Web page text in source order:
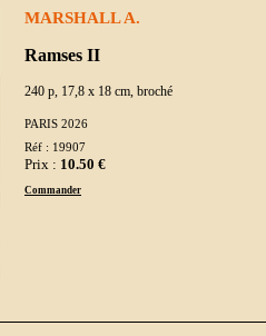
MARSHALL A.
Ramses II
240 p, 17,8 x 18 cm, broché
PARIS 2026
Réf : 19907
Prix : 10.50 €
Commander